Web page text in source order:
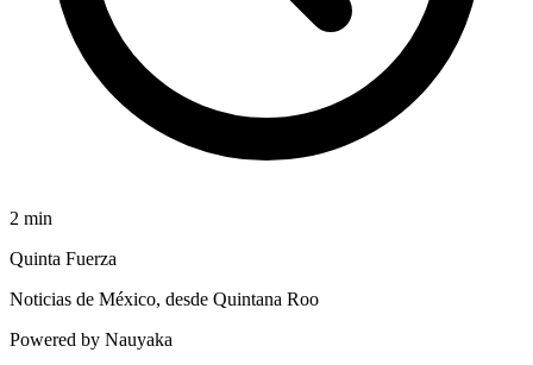
2 min
Quinta Fuerza
Noticias de México, desde Quintana Roo
Powered by Nauyaka